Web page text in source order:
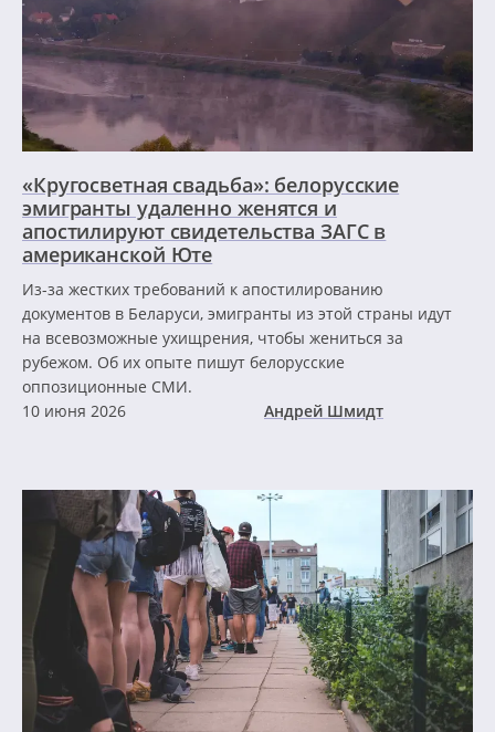
«Кругосветная свадьба»: белорусские
эмигранты удаленно женятся и
апостилируют свидетельства ЗАГС в
американской Юте
Из-за жестких требований к апостилированию
документов в Беларуси, эмигранты из этой страны идут
на всевозможные ухищрения, чтобы жениться за
рубежом. Об их опыте пишут белорусские
оппозиционные СМИ.
10 июня 2026
Андрей Шмидт